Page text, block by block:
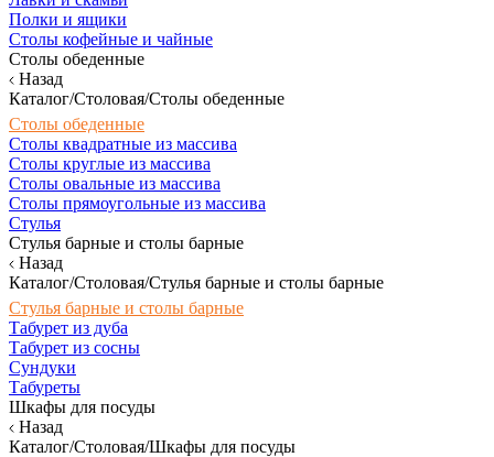
Полки и ящики
Столы кофейные и чайные
Столы обеденные
Назад
Каталог/Столовая/Столы обеденные
Столы обеденные
Столы квадратные из массива
Столы круглые из массива
Столы овальные из массива
Столы прямоугольные из массива
Стулья
Стулья барные и столы барные
Назад
Каталог/Столовая/Стулья барные и столы барные
Стулья барные и столы барные
Табурет из дуба
Табурет из сосны
Сундуки
Табуреты
Шкафы для посуды
Назад
Каталог/Столовая/Шкафы для посуды